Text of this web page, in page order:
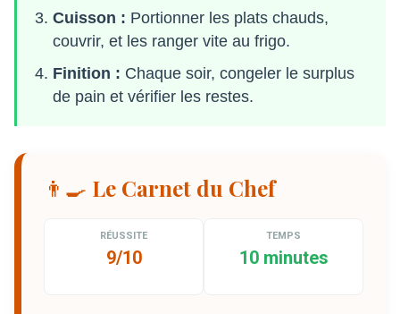
Cuisson : Portionner les plats chauds,
couvrir, et les ranger vite au frigo.
Finition : Chaque soir, congeler le surplus
de pain et vérifier les restes.
👨‍🍳 Le Carnet du Chef
RÉUSSITE
9/10
TEMPS
10 minutes